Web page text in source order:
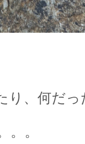
り、何だ
。